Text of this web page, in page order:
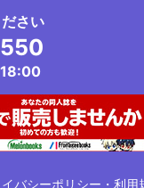
さい
バシーポリシー・利用